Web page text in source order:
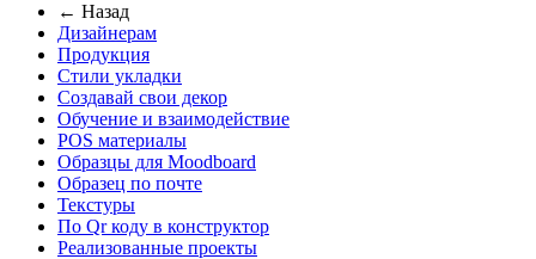
← Назад
Дизайнерам
Продукция
Стили укладки
Создавай свои декор
Обучение и взаимодействие
POS материалы
Образцы для Moodboard
Образец по почте
Текстуры
По Qr коду в конструктор
Реализованные проекты